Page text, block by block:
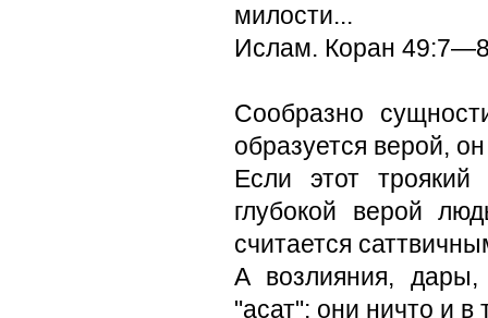
милости...
Ислам. Коран
Сообразно
образуется верой,
Если этот
глубокой верой
считается
А возлияния,
"асат"; они ничто и